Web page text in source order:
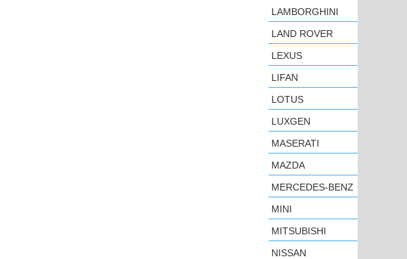
LAMBORGHINI
LAND ROVER
LEXUS
LIFAN
LOTUS
LUXGEN
MASERATI
MAZDA
MERCEDES-BENZ
MINI
MITSUBISHI
NISSAN